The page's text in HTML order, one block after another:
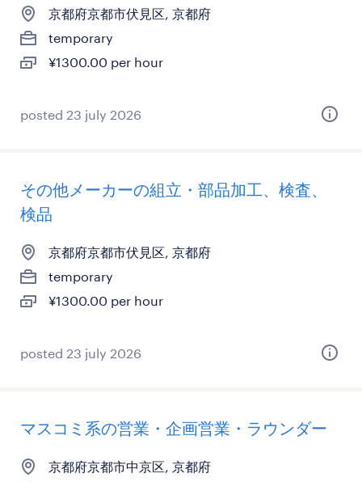
京都府京都市伏見区, 京都府
temporary
¥1300.00 per hour
posted 23 july 2026
その他メーカーの組立・部品加工、検査、
検品
京都府京都市伏見区, 京都府
temporary
¥1300.00 per hour
posted 23 july 2026
マスコミ系の営業・企画営業・ラウンダー
京都府京都市中京区, 京都府